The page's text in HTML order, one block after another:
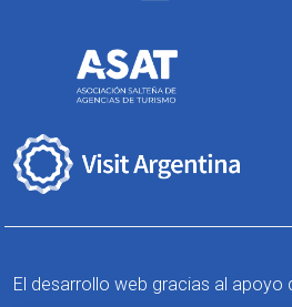
El desarrollo web gracias al apoyo